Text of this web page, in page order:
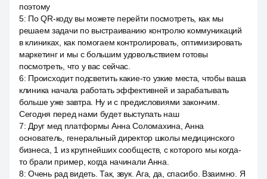
поэтому
5: По QR-коду вы можете перейти посмотреть, как мы
решаем задачи по выстраиванию контролю коммуникаций
в клиниках, как помогаем контролировать, оптимизировать
маркетинг и мы с большим удовольствием готовы
посмотреть, что у вас сейчас.
6: Происходит подсветить какие-то узкие места, чтобы ваша
клиника начала работать эффективней и зарабатывать
больше уже завтра. Ну и с предисловиями закончим.
Сегодня перед нами будет выступать наш
7: Друг мед платформы Анна Соломахина, Анна
основатель, генеральный директор школы медицинского
бизнеса, 1 из крупнейших сообществ, с которого мы когда-
то брали пример, когда начинали Анна.
8:Очень рад видеть. Так, звук. Ага, да, спасибо. Взаимно. Я